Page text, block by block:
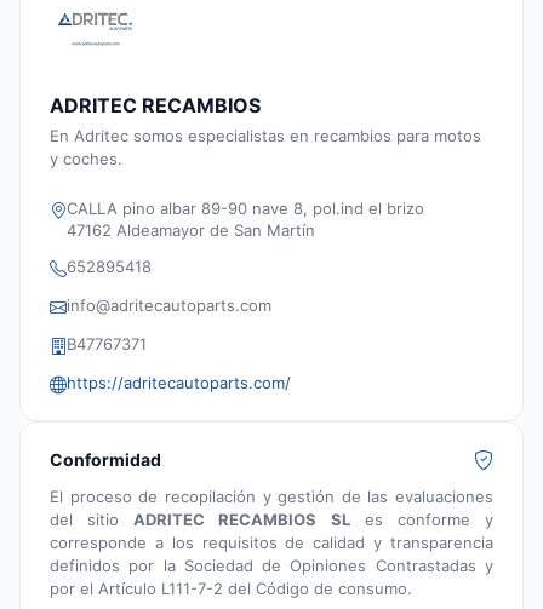
ADRITEC RECAMBIOS
En Adritec somos especialistas en recambios para motos
y coches.
CALLA pino albar 89-90 nave 8, pol.ind el brizo
47162 Aldeamayor de San Martín
652895418
info@adritecautoparts.com
B47767371
https://adritecautoparts.com/
Conformidad
El proceso de recopilación y gestión de las evaluaciones
del sitioADRITEC RECAMBIOS SLes conforme y
corresponde a los requisitos de calidad y transparencia
definidos por la Sociedad de Opiniones Contrastadas y
por el Artículo L111-7-2 del Código de consumo.